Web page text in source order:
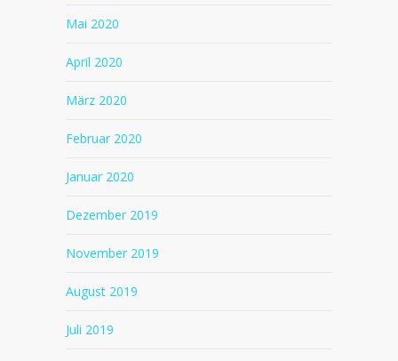
Mai 2020
April 2020
März 2020
Februar 2020
Januar 2020
Dezember 2019
November 2019
August 2019
Juli 2019